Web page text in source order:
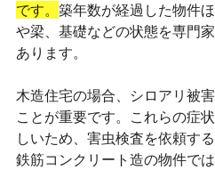
です。 築年数が経過した物件
や梁、基礎などの状態を専門
あります。
木造住宅の場合、シロアリ被
ことが重要です。これらの症
しいため、害虫検査を依頼す
鉄筋コンクリート造の物件で